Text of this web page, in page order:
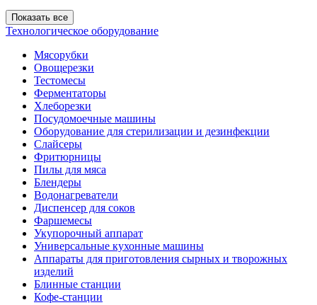
Показать все
Технологическое оборудование
Мясорубки
Овощерезки
Тестомесы
Ферментаторы
Хлеборезки
Посудомоечные машины
Оборудование для стерилизации и дезинфекции
Слайсеры
Фритюрницы
Пилы для мяса
Блендеры
Водонагреватели
Диспенсер для соков
Фаршемесы
Укупорочный аппарат
Универсальные кухонные машины
Аппараты для приготовления сырных и творожных
изделий
Блинные станции
Кофе-станции